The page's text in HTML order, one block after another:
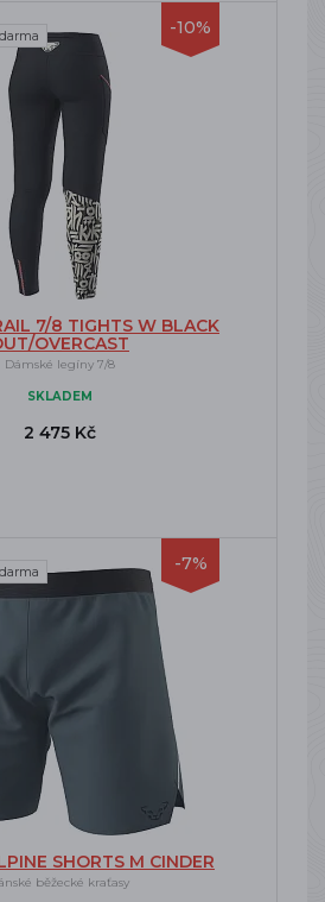
-10%
7/8 TIGHTS W BLACK
OVERCAST
Dámské legíny 7/8
SKLADEM
2 475 Kč
-7%
SHORTS M CINDER
běžecké kraťasy